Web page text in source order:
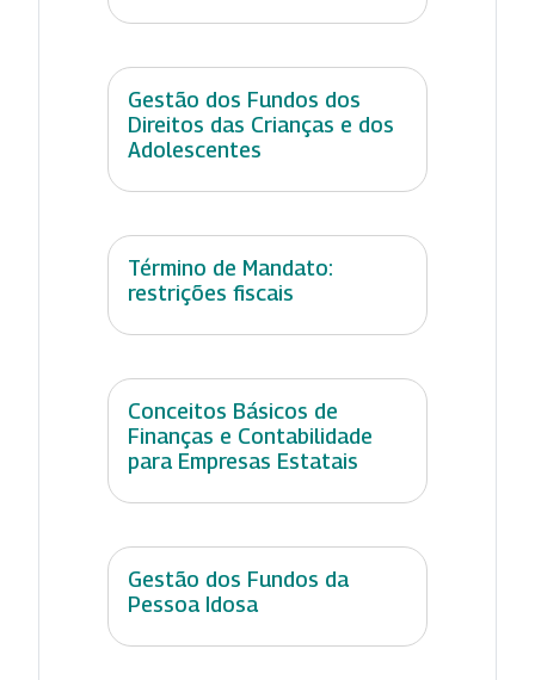
Gestão dos Fundos dos
Direitos das Crianças e dos
Adolescentes
Término de Mandato:
restrições fiscais
Conceitos Básicos de
Finanças e Contabilidade
para Empresas Estatais
Gestão dos Fundos da
Pessoa Idosa